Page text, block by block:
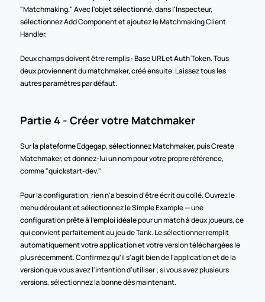
"Matchmaking." Avec l'objet sélectionné, dans l'Inspecteur,
sélectionnez Add Component et ajoutez le Matchmaking Client
Handler.
Deux champs doivent être remplis : Base URL et Auth Token. Tous
deux proviennent du matchmaker, créé ensuite. Laissez tous les
autres paramètres par défaut.
Partie 4 - Créer votre Matchmaker
Sur la plateforme Edgegap, sélectionnez Matchmaker, puis Create
Matchmaker, et donnez-lui un nom pour votre propre référence,
comme "quickstart-dev."
Pour la configuration, rien n'a besoin d'être écrit ou collé. Ouvrez le
menu déroulant et sélectionnez le Simple Example — une
configuration prête à l'emploi idéale pour un match à deux joueurs, ce
qui convient parfaitement au jeu de Tank. Le sélectionner remplit
automatiquement votre application et votre version téléchargées le
plus récemment. Confirmez qu'il s'agit bien de l'application et de la
version que vous avez l'intention d'utiliser ; si vous avez plusieurs
versions, sélectionnez la bonne dès maintenant.